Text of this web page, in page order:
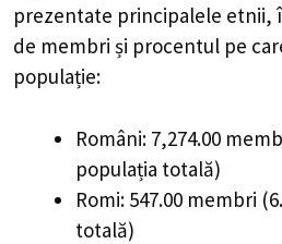
prezentate principalele etnii,
de membri și procentul pe
populație:
Români: 7,274.00
populația totală)
Romi: 547.00 membri
totală)